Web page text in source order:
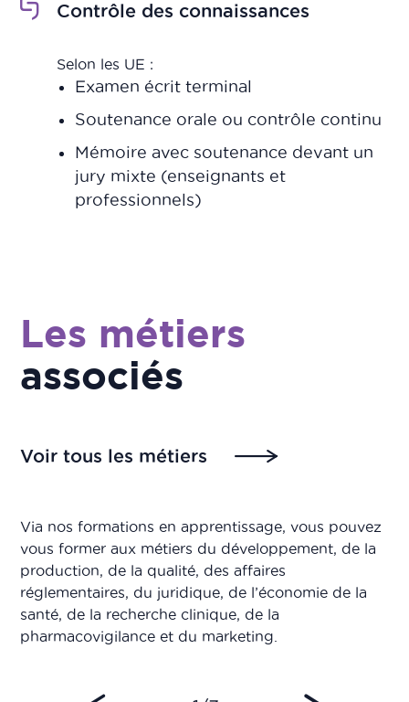
Contrôle des connaissances
Selon les UE :
Examen écrit terminal
Soutenance orale ou contrôle continu
Mémoire avec soutenance devant un
jury mixte (enseignants et
professionnels)
Les métiers
associés
Voir tous les métiers
Via nos formations en apprentissage, vous pouvez
vous former aux métiers du développement, de la
production, de la qualité, des affaires
réglementaires, du juridique, de l’économie de la
santé, de la recherche clinique, de la
pharmacovigilance et du marketing.